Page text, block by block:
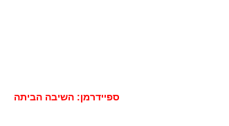
ספיידרמן: השיבה הביתה